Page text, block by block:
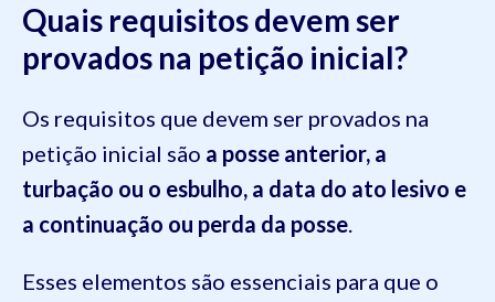
Quais requisitos devem ser
provados na petição inicial?
Os requisitos que devem ser provados na
petição inicial são a posse anterior, a
turbação ou o esbulho, a data do ato lesivo e
a continuação ou perda da posse.
Esses elementos são essenciais para que o